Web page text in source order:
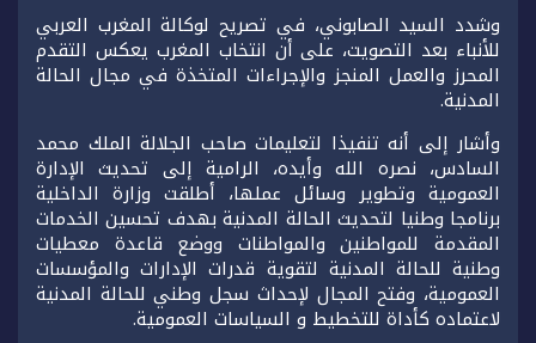
وشدد السيد الصابوني، في تصريح لوكالة المغرب العربي
للأنباء بعد التصويت، على أن انتخاب المغرب يعكس التقدم
المحرز والعمل المنجز والإجراءات المتخذة في مجال الحالة
المدنية.
وأشار إلى أنه تنفيذا لتعليمات صاحب الجلالة الملك محمد
السادس، نصره الله وأيده، الرامية إلى تحديث الإدارة
العمومية وتطوير وسائل عملها، أطلقت وزارة الداخلية
برنامجا وطنيا لتحديث الحالة المدنية بهدف تحسين الخدمات
المقدمة للمواطنين والمواطنات ووضع قاعدة معطيات
وطنية للحالة المدنية لتقوية قدرات الإدارات والمؤسسات
العمومية، وفتح المجال لإحداث سجل وطني للحالة المدنية
لاعتماده كأداة للتخطيط و السياسات العمومية.